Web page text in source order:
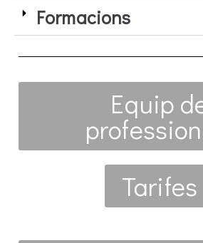
Formacions
Equip
Tarifes